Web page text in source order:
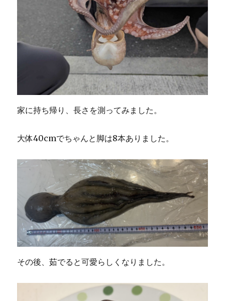
家に持ち帰り、長さを測ってみました。
大体40cmでちゃんと脚は8本ありました。
その後、茹でると可愛らしくなりました。